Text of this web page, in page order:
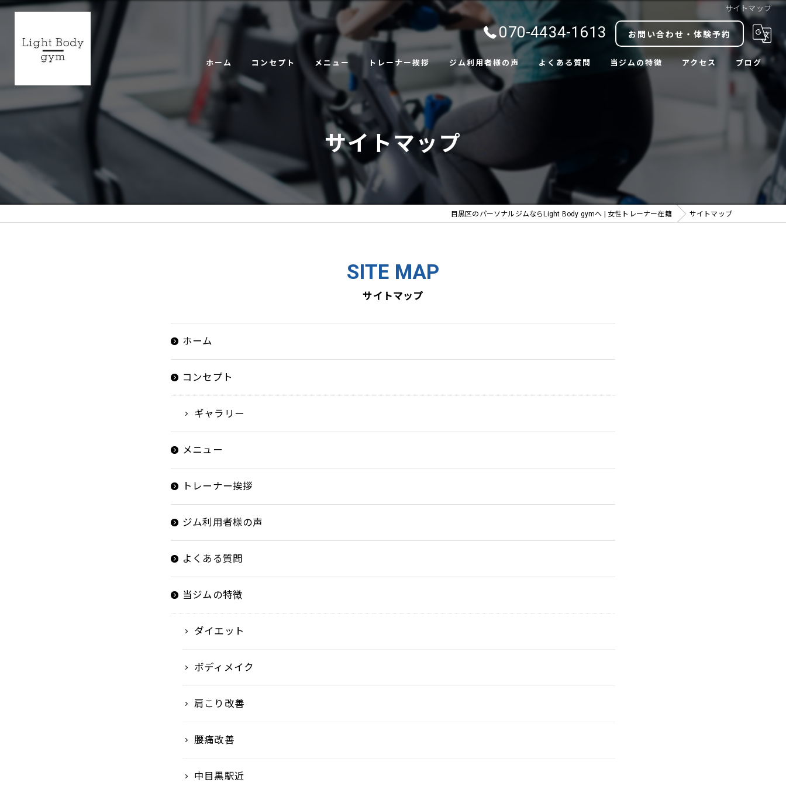
サイトマップ
070-4434-1613 お問い合わせ・体験予約
ホーム コンセプト メニュー トレーナー挨拶 ジム利用者様の声 よくある質問 当ジムの特徴
肩こり改善
腰痛改善
中目黒駅近
アクセス ブログ
サイトマップ
目黒区のパーソナルジムならLight Body gymへ | 女性トレーナー在籍 サイトマップ
サイトマップ
SITE MAP
ホーム
コンセプト
ギャラリー
メニュー
トレーナー挨拶
ジム利用者様の声
よくある質問
当ジムの特徴
ダイエット
ボディメイク
肩こり改善
腰痛改善
中目黒駅近